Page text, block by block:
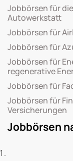
Jobbörsen für
Autowerkstatt
Jobbörsen für
Jobbörsen für
Jobbörsen für
regenerative
Jobbörsen für
Jobbörsen für
Versicherungen
Jobbörsen